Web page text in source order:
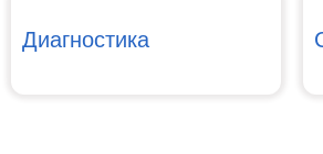
Диагностика